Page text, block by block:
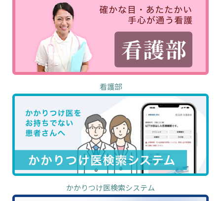
看護部
かかりつけ医検索システム